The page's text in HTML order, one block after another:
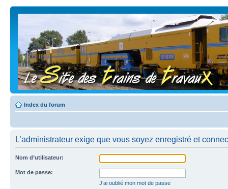
Index du forum
L’administrateur exige que vous soyez enregistré et
Nom d’utilisateur:
Mot de passe:
J’ai oublié mon mot de passe